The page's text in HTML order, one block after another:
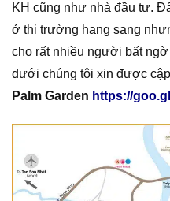
KH cũng như nhà đầu tư.
ở thị trường hạng sang
cho rất nhiều người bất
dưới chúng tôi xin được
Palm Garden https://